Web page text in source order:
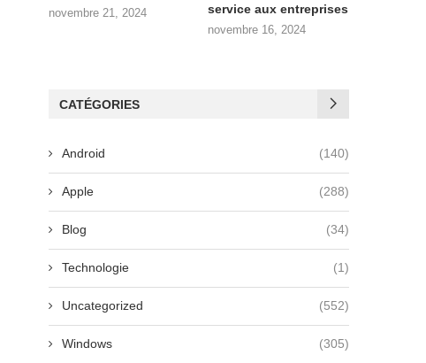
novembre 21, 2024
service aux entreprises
novembre 16, 2024
CATÉGORIES
Android (140)
Apple (288)
Blog (34)
Technologie (1)
Uncategorized (552)
Windows (305)